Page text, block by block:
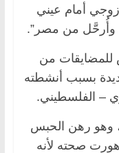
أمام عيني
من
بسبب أنشطته
– الفلسطيني.
وهو رهن الحبس
2019. وقد تدهورت صحته لأنه